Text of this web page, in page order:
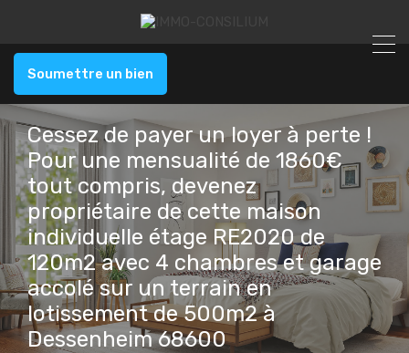
Soumettre un bien
Cessez de payer un loyer à perte !
Pour une mensualité de 1860€
tout compris, devenez
propriétaire de cette maison
individuelle étage RE2020 de
120m2 avec 4 chambres et garage
accolé sur un terrain en
lotissement de 500m2 à
Dessenheim 68600